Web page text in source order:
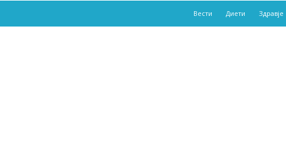
Вести Диети Здравје